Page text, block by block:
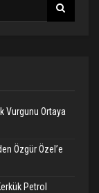
Vurgunu Ortaya
Özgür Özel’e
Petrol